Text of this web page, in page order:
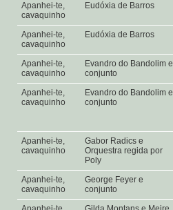
Apanhei-te,
cavaquinho
Eudóxia de Barros
Apanhei-te,
cavaquinho
Eudóxia de Barros
Apanhei-te,
cavaquinho
Evandro do Bandolim e
conjunto
Apanhei-te,
cavaquinho
Evandro do Bandolim e
conjunto
Apanhei-te,
cavaquinho
Gabor Radics e
Orquestra regida por
Poly
Apanhei-te,
cavaquinho
George Feyer e
conjunto